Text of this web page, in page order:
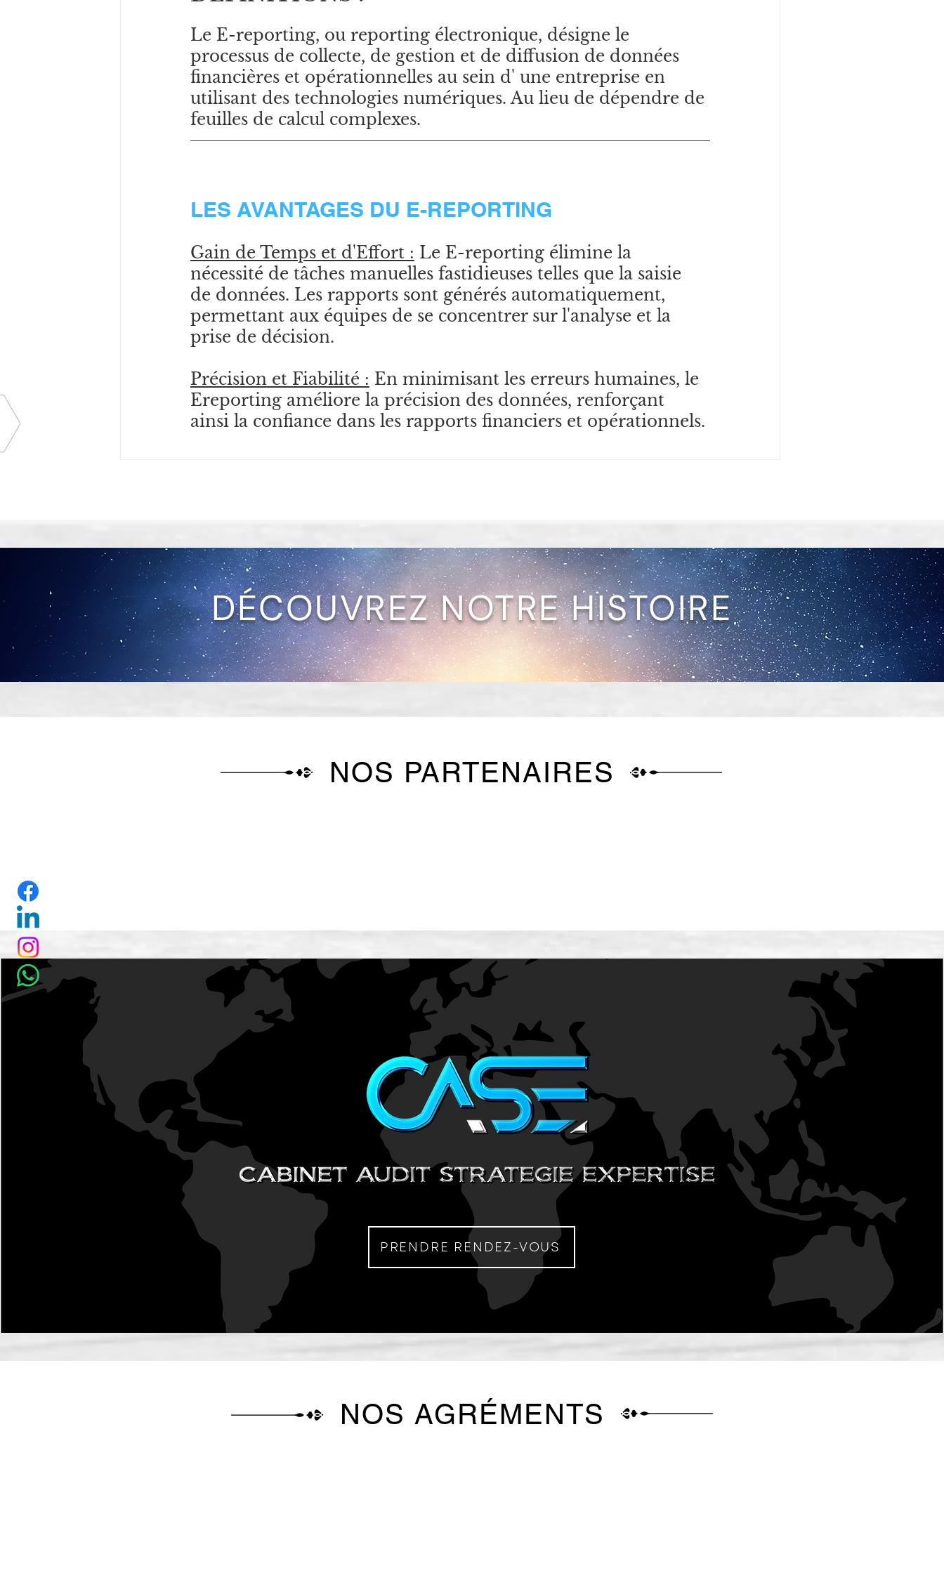
Le E-reporting, ou reporting électronique, désigne le
processus de collecte, de gestion et de diffusion de données
financières et opérationnelles au sein d' une entreprise en
utilisant des technologies numériques. Au lieu de dépendre de
feuilles de calcul complexes.
LES AVANTAGES DU E-REPORTING
Gain de Temps et d'Effort : Le E-reporting élimine la
nécessité de tâches manuelles fastidieuses telles que la saisie
de données. Les rapports sont générés automatiquement,
permettant aux équipes de se concentrer sur l'analyse et la
prise de décision.
Précision et Fiabilité : En minimisant les erreurs humaines, le
Ereporting améliore la précision des données, renforçant
ainsi la confiance dans les rapports financiers et opérationnels.
DÉCOUVREZ NOTRE HISTOIRE
NOS PARTENAIRES
PRENDRE RENDEZ-VOUS
NOS AGRÉMENTS